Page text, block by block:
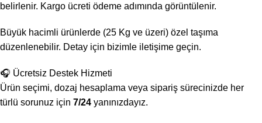
belirlenir. Kargo ücreti ödeme adımında görüntülenir.
Büyük hacimli ürünlerde (25 Kg ve üzeri) özel taşıma
düzenlenebilir. Detay için bizimle iletişime geçin.
🎧 Ücretsiz Destek Hizmeti
Ürün seçimi, dozaj hesaplama veya sipariş sürecinizde her
türlü sorunuz için 7/24 yanınızdayız.